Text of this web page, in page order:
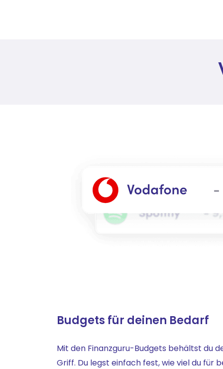
Mit den Finanzguru-Budgets behältst du
Griff. Du legst einfach fest, wie viel du für
Budgets für deinen Bedarf